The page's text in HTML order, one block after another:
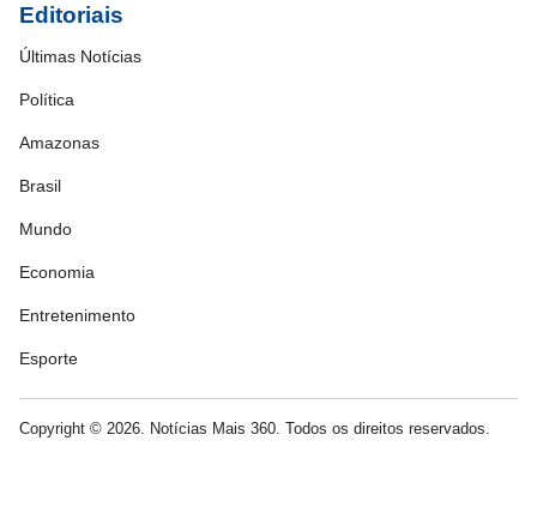
Editoriais
Últimas Notícias
Política
Amazonas
Brasil
Mundo
Economia
Entretenimento
Esporte
Copyright © 2026. Notícias Mais 360. Todos os direitos reservados.